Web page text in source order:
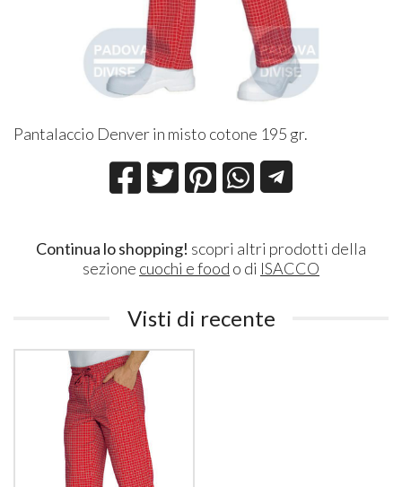
Pantalaccio Denver in misto cotone 195 gr.
Continua lo shopping! scopri altri prodotti della
sezione cuochi e food o di ISACCO
Visti di recente